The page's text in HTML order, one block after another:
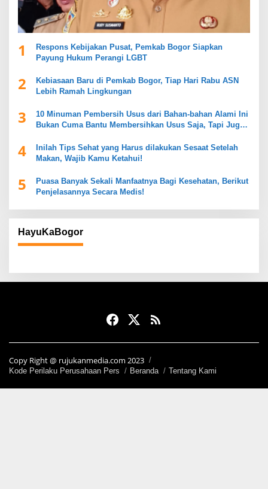
1
Respons Kebijakan Pusat, Pemkab Bogor Siapkan
Payung Hukum Perangi LGBT
2
Kebiasaan Baru di Pemkab Bogor, Tiap Hari Rabu ASN
Lebih Ramah Lingkungan
3
10 Minuman Pembersih Usus dari Bahan-bahan Alami Ini
Bukan Cuma Bantu Membersihkan Usus Saja, Tapi Juga
4
Inilah Tips Sehat yang Harus dilakukan Sesaat Setelah
Makan, Wajib Kamu Ketahui!
5
Puasa Banyak Sekali Manfaatnya Bagi Kesehatan, Berikut
Penjelasannya Secara Medis!
HayuKaBogor
Copy Right @ rujukanmedia.com 2023
Kode Perilaku Perusahaan Pers Beranda Tentang Kami